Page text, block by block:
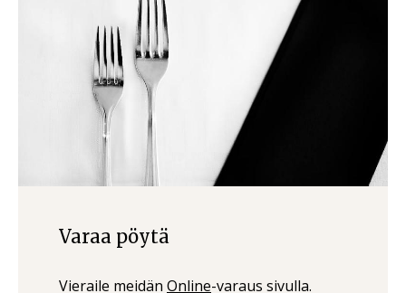
Varaa pöytä
Vieraile meidän Online-varaus sivulla.